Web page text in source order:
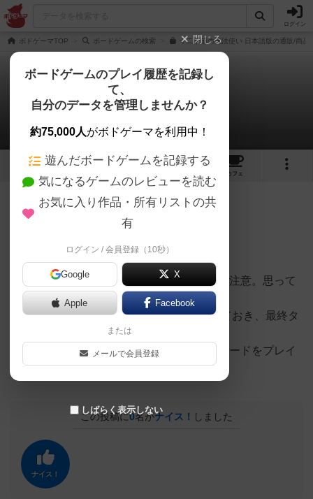
ログイン
ボドゲーマTOP ボードゲームの検索 十二季節の魔法使い 日本語版の通販/商品
十二季節の魔法使い
Emiさんの戦略やコツ
12 29
カフェ
103名 0名 1年以上前
★のサイコロ取る！
他のプレーヤーが時のブーツをとったら注意。思って
いたより早く終わってしまうことがある。
自分が 時のブーツは取れそうなら取っておき、最終タ
最終ラウンドは、マイナス食らってもカードをプレイ
すべき。
この投稿に0名がナイス！ しました
ナイス！
閉じる
ボードゲームのプレイ履歴を記録し
て、
自分のデータを管理しませんか？
約75,000人がボドゲーマを利用中！
遊んだボードゲームを記録する
気になるゲームのレビューを読む
お気に入り作品・所有リストの共
有
ログイン / 会員登録（10秒）
Google X
Apple Facebook
または
メールで会員登録
しばらく表示しない